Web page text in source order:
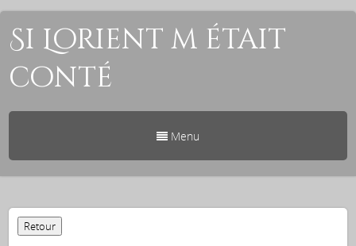
Si Lorient m était
conté
Menu